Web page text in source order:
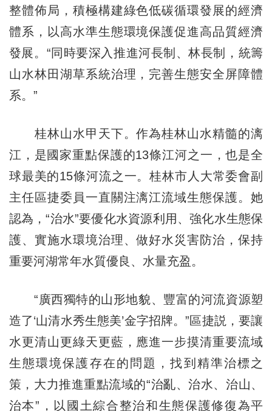
整體佈局，積極構建綠色低碳循環發展的經濟
體系，以高水準生態環境保護促進高品質經濟
發展。“同時要深入推進河長制、林長制，統籌
山水林田湖草系統治理，完善生態安全屏障體
系。”
桂林山水甲天下。作為桂林山水精髓的漓
江，是國家重點保護的13條江河之一，也是全
球最美的15條河流之一。桂林市人大常委會副
主任區捷委員一直關注漓江流域生態保護。她
認為，“治水”要優化水資源利用、強化水生態保
護、實施水環境治理、做好水災害防治，保持
重要河湖常年水質優良、水量充盈。
“廣西獨特的山形地貌、豐富的河流資源塑
造了‘山清水秀生態美’金字招牌。”區捷説，要讓
水更清山更綠天更藍，應進一步摸清重要流域
生態環境保護存在的問題，找到精準治標之
策，大力推進重點流域的“治亂、治水、治山、
治本”，以國土綜合整治和生態保護修復為平